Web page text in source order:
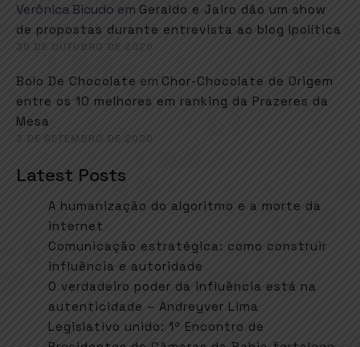
Verônica Bicudo em Geraldo e Jairo dão um show
de propostas durante entrevista ao blog Ipolítica
30 DE OUTUBRO DE 2020
Bolo De Chocolate em Chor-Chocolate de Origem
entre os 10 melhores em ranking da Prazeres da
Mesa
3 DE SETEMBRO DE 2020
Latest Posts
A humanização do algoritmo e a morte da
internet
Comunicação estratégica: como construir
influência e autoridade
O verdadeiro poder da influência está na
autenticidade – Andreyver Lima
Legislativo unido: 1º Encontro de